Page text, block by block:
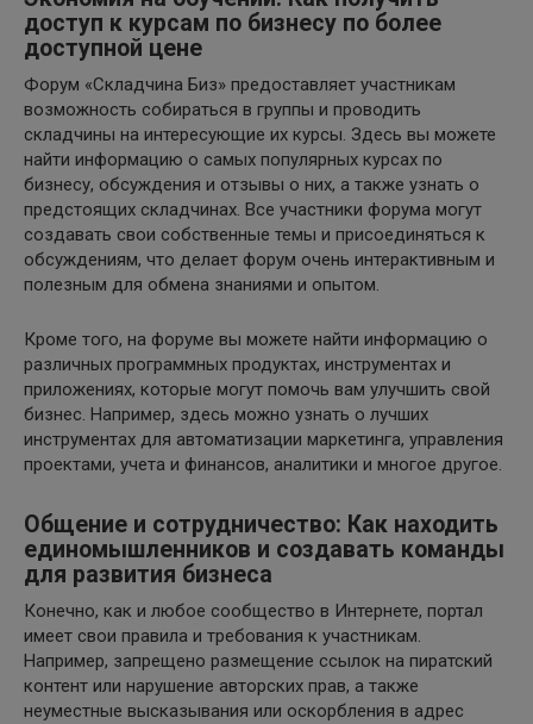
доступ к курсам по бизнесу по более
доступной цене
Форум «Складчина Биз» предоставляет участникам
возможность собираться в группы и проводить
складчины на интересующие их курсы. Здесь вы можете
найти информацию о самых популярных курсах по
бизнесу, обсуждения и отзывы о них, а также узнать о
предстоящих складчинах. Все участники форума могут
создавать свои собственные темы и присоединяться к
обсуждениям, что делает форум очень интерактивным и
полезным для обмена знаниями и опытом.
Кроме того, на форуме вы можете найти информацию о
различных программных продуктах, инструментах и
приложениях, которые могут помочь вам улучшить свой
бизнес. Например, здесь можно узнать о лучших
инструментах для автоматизации маркетинга, управления
проектами, учета и финансов, аналитики и многое другое.
Общение и сотрудничество: Как находить
единомышленников и создавать команды
для развития бизнеса
Конечно, как и любое сообщество в Интернете, портал
имеет свои правила и требования к участникам.
Например, запрещено размещение ссылок на пиратский
контент или нарушение авторских прав, а также
неуместные высказывания или оскорбления в адрес